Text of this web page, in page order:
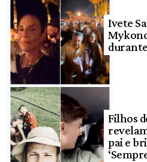
Ivete
Filhos
pai e